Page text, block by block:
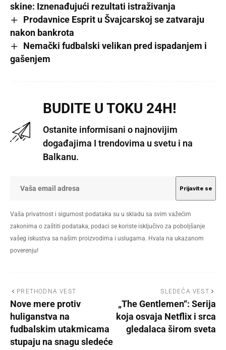
skine: Iznenađujući rezultati istraživanja
Prodavnice Esprit u Švajcarskoj se zatvaraju
nakon bankrota
Nemački fudbalski velikan pred ispadanjem i
gašenjem
BUDITE U TOKU 24H!
Ostanite informisani o najnovijim
događajima I trendovima u svetu i na
Balkanu.
Vaša privatnost i sigurnost podataka su u skladu sa svim važećim
zakonima o zaštiti podataka, podaci se koriste isključivo za poboljšanje
vašeg iskustva sa našim proizvodima i uslugama. Hvala na ukazanom
poverenju!
PRETHODNA VEST
Nove mere protiv
huliganstva na
fudbalskim utakmicama
stupaju na snagu sledeće
SLEDEĆA VEST
„The Gentlemen“: Serija
koja osvaja Netflix i srca
gledalaca širom sveta